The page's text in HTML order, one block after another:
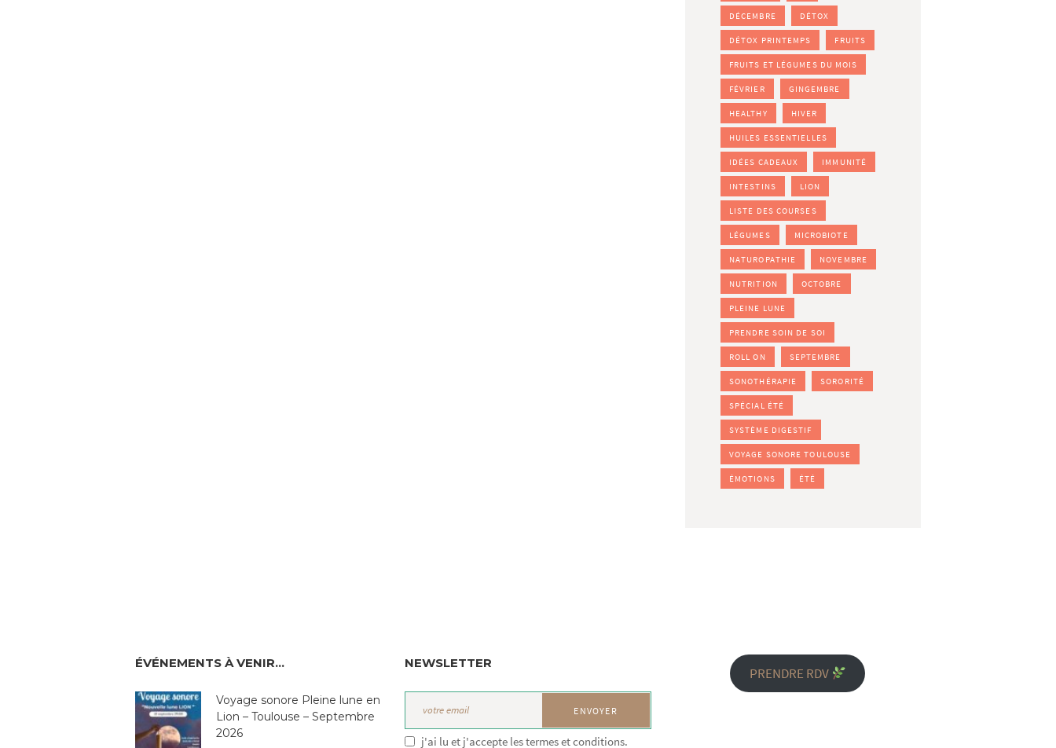
DÉCEMBRE DÉTOX
DÉTOX PRINTEMPS FRUITS
FRUITS ET LÉGUMES DU MOIS
FÉVRIER GINGEMBRE
HEALTHY HIVER
HUILES ESSENTIELLES
IDÉES CADEAUX IMMUNITÉ
INTESTINS LION
LISTE DES COURSES
LÉGUMES MICROBIOTE
NATUROPATHIE NOVEMBRE
NUTRITION OCTOBRE
PLEINE LUNE
PRENDRE SOIN DE SOI
ROLL ON SEPTEMBRE
SONOTHÉRAPIE SORORITÉ
SPÉCIAL ÉTÉ
SYSTÈME DIGESTIF
VOYAGE SONORE TOULOUSE
ÉMOTIONS ÉTÉ
ÉVÉNEMENTS À VENIR…
Voyage sonore Pleine lune en
Lion – Toulouse – Septembre
2026
NEWSLETTER
j'ai lu et j'accepte les termes et conditions.
PRENDRE RDV